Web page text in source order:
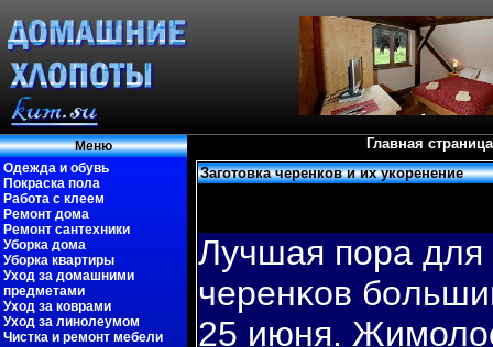
Меню
Одежда и обувь
Покраска пола
Работа с клеем
Ремонт дома
Ремонт сантехники
Уборка дома
Уборка квартиры
Уход за домашними
предметами
Уход за коврами
Уход за линолеумом
Чистка и ремонт мебели
Главная страница
Заготовка черенков и их укоренение
Лучшая пοра для
черенκов
25 июня.